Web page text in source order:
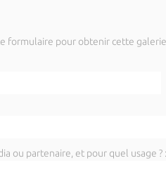
formulaire pour obtenir cette
ou partenaire, et pour quel usage ? :